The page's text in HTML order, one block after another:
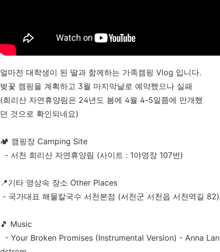
얼마전 대학생이 된 딸과 함께하는 가족캠핑 Vlog 입니다.
벚꽃 캠핑을 계획하고 3월 마지막날로 예약했으나 실패
(희리산 자연휴양림은 24년도 봄에 4월 4-5일쯤에 만개했
던 것으로 확인되네요)
🏕️ 캠핑장 Camping Site
- 서천 희리산 자연휴양림 (사이트 : 1야영장 107번)
📍기타 영상속 장소 Other Places
- 국가대표 해물칼국수 서천본점 (서천군 서천읍 서천역길 82)
🎵 Music
- Your Broken Promises (Instrumental Version) - Anna Lan